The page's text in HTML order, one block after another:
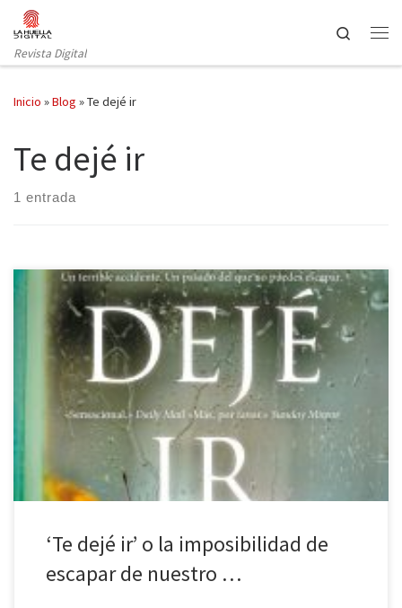
Saltar al contenido
Revista Digital
Search
Inicio »Blog »Te dejé ir
Te dejé ir
1 entrada
En una fría noche de noviembre, un fatídico accidente convertirá
la vida de Jenna Gray en una completa pesadilla. Es, a partir de
entonces, cuando los amargos recuerdos la perseguirán día tras
día, puesto que los errores tarde o temprano acaban pasando
factura y, en ocasiones, pueden resultar muy caros. […]
‘Te dejé ir’ o la imposibilidad de
escapar de nuestro …